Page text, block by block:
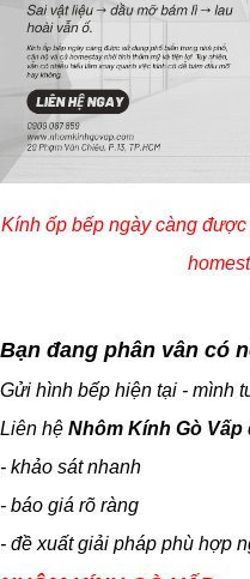
Kính ốp bếp ngày càng
Bạn đang phân vân có
Gửi hình bếp hiện tại - mình
Liên hệ Nhôm Kính Gò Vấp
- khảo sát nhanh
- báo giá rõ ràng
- đề xuất giải pháp phù hợp